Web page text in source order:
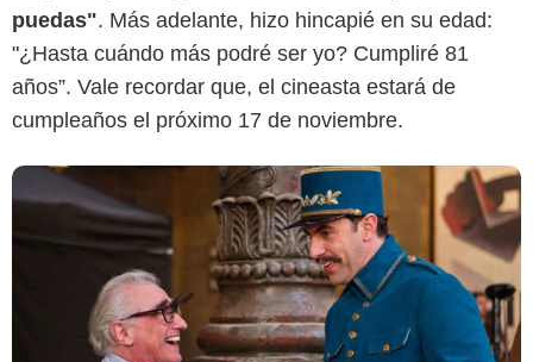
puedas". Más adelante, hizo hincapié en su edad:
"¿Hasta cuándo más podré ser yo? Cumpliré 81
años”. Vale recordar que, el cineasta estará de
cumpleaños el próximo 17 de noviembre.